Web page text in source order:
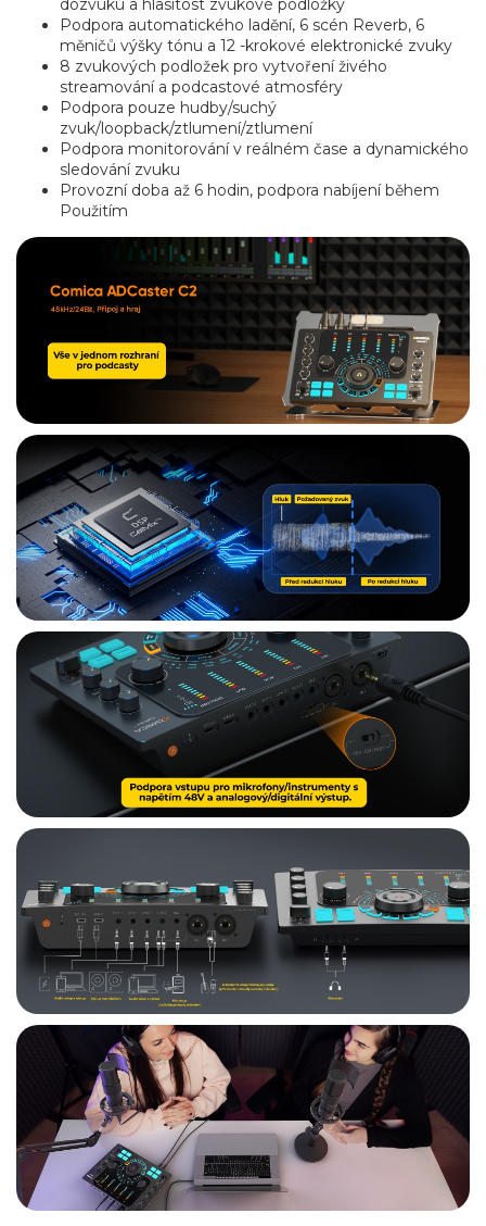
dozvuku a hlasitost zvukové podložky
Podpora automatického ladění, 6 scén Reverb, 6
měničů výšky tónu a 12 -krokové elektronické zvuky
8 zvukových podložek pro vytvoření živého
streamování a podcastové atmosféry
Podpora pouze hudby/suchý
zvuk/loopback/ztlumení/ztlumení
Podpora monitorování v reálném čase a dynamického
sledování zvuku
Provozní doba až 6 hodin, podpora nabíjení během
Použitím